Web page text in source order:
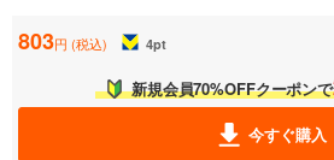
803円 (税込) 4pt
新規会員70%OFFクーポンで
今すぐ購入